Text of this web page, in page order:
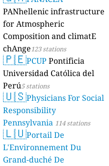
PANhellenic infrastructure
for Atmospheric
Composition and climatE
chAnge123 stations
🇵🇪PCUP Pontificia
Universidad Católica del
Perú5 stations
🇺🇸Physicians For Social
Responsibility
Pennsylvania 114 stations
🇱🇺Portail De
L'Environnement Du
Grand-duché De